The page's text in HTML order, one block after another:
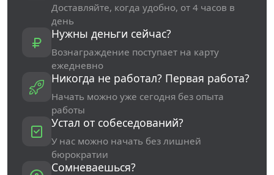
Доставляйте, когда удобно, от 4 часов в
день
Нужны деньги сейчас?
Вознаграждение поступает на карту
ежедневно
Никогда не работал? Первая работа?
Начать можно уже сегодня без опыта
работы
Устал от собеседований?
У нас можно начать без лишней
бюрократии
Сомневаешься?